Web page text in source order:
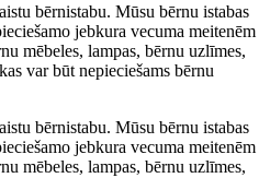
bērnistabu. Mūsu bērnu istabas
jebkura vecuma meitenēm
mēbeles, lampas, bērnu uzlīmes,
var būt nepieciešams bērnu
bērnistabu. Mūsu bērnu istabas
jebkura vecuma meitenēm
mēbeles, lampas, bērnu uzlīmes,